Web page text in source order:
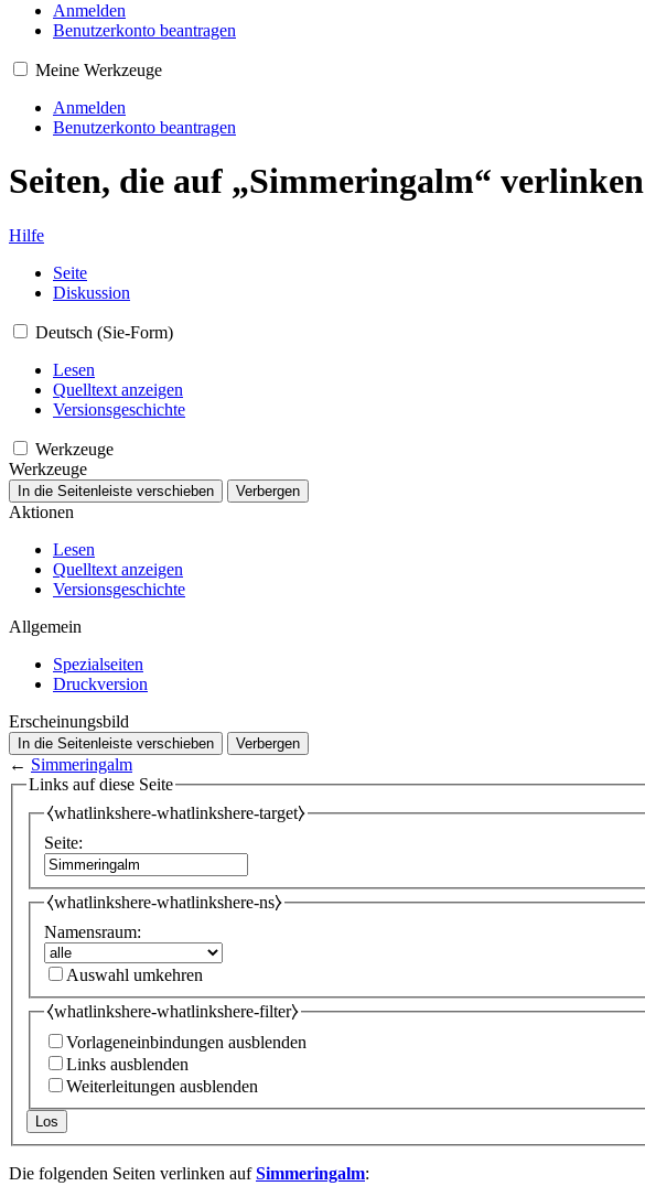
Anmelden
Benutzerkonto beantragen
Meine Werkzeuge
Anmelden
Benutzerkonto beantragen
Seiten, die auf „Simmeringalm“ verlinken
Hilfe
Seite
Diskussion
Deutsch (Sie-Form)
Lesen
Quelltext anzeigen
Versionsgeschichte
Werkzeuge
Werkzeuge
In die Seitenleiste verschieben Verbergen
Aktionen
Lesen
Quelltext anzeigen
Versionsgeschichte
Allgemein
Spezialseiten
Druckversion
Erscheinungsbild
In die Seitenleiste verschieben Verbergen
← Simmeringalm
Links auf diese Seite
⧼whatlinkshere-whatlinkshere-target⧽
Seite:
⧼whatlinkshere-whatlinkshere-ns⧽
Namensraum:
Auswahl umkehren
⧼whatlinkshere-whatlinkshere-filter⧽
Vorlageneinbindungen ausblenden
Links ausblenden
Weiterleitungen ausblenden
Los
Die folgenden Seiten verlinken aufSimmeringalm: